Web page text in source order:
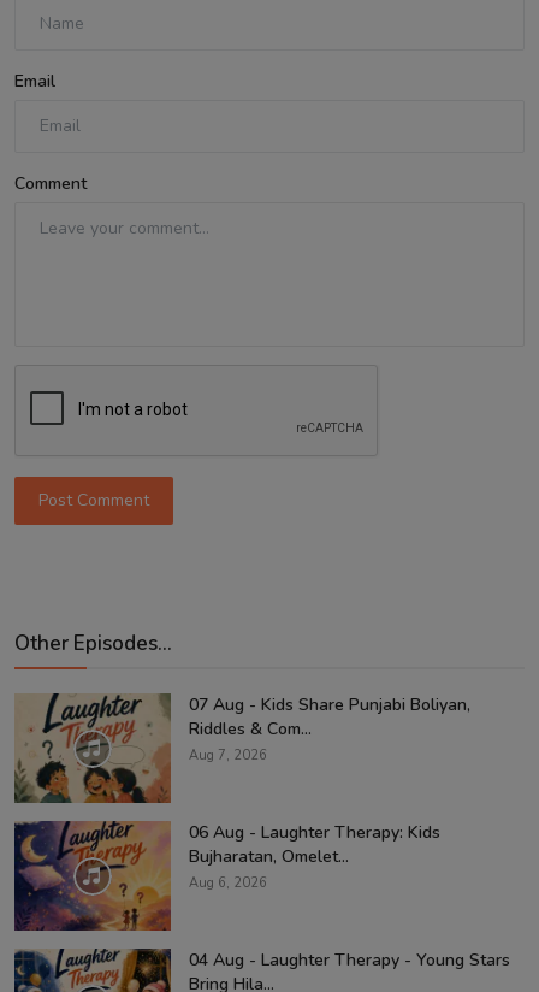
Email
Comment
Post Comment
Other Episodes...
07 Aug - Kids Share Punjabi Boliyan,
Riddles & Com...
Aug 7, 2026
06 Aug - Laughter Therapy: Kids
Bujharatan, Omelet...
Aug 6, 2026
04 Aug - Laughter Therapy - Young Stars
Bring Hila...